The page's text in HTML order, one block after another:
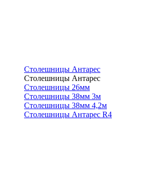
Столешницы Антарес
Столешницы Антарес
Столешницы 26мм
Столешницы 38мм 3м
Столешницы 38мм 4,2м
Столешницы Антарес R4